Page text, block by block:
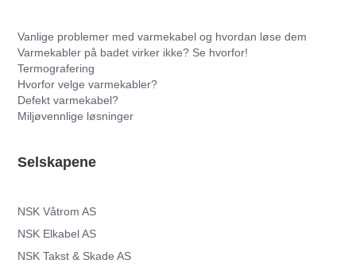
Vanlige problemer med varmekabel og hvordan løse dem
Varmekabler på badet virker ikke? Se hvorfor!
Termografering
Hvorfor velge varmekabler?
Defekt varmekabel?
Miljøvennlige løsninger
Selskapene
NSK Våtrom AS
NSK Elkabel AS
NSK Takst & Skade AS